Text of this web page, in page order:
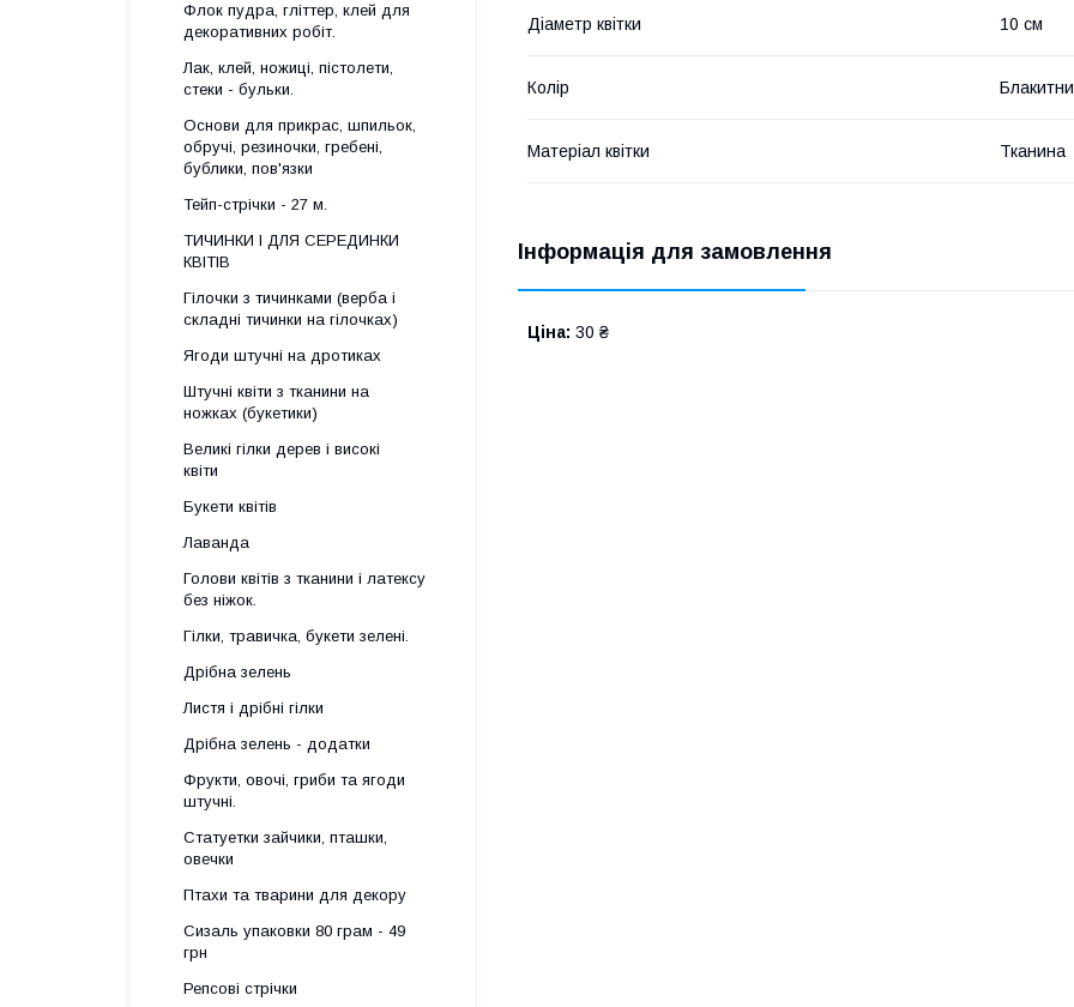
Діаметр квітки 10 см
Колір
Матеріал квітки Тканина
Інформація для замовлення
Ціна: 30 ₴
Флок пудра, гліттер, клей для
декоративних робіт.
Лак, клей, ножиці, пістолети,
стеки - бульки.
Основи для прикрас, шпильок,
обручі, резиночки, гребені,
бублики, пов'язки
Тейп-стрічки - 27 м.
ТИЧИНКИ І ДЛЯ СЕРЕДИНКИ
КВІТІВ
Гілочки з тичинками (верба і
складні тичинки на гілочках)
Ягоди штучні на дротиках
Штучні квіти з тканини на
ножках (букетики)
Великі гілки дерев і високі
квіти
Букети квітів
Лаванда
Голови квітів з тканини і латексу
без ніжок.
Гілки, травичка, букети зелені.
Дрібна зелень
Листя і дрібні гілки
Дрібна зелень - додатки
Фрукти, овочі, гриби та ягоди
штучні.
Статуетки зайчики, пташки,
овечки
Птахи та тварини для декору
Сизаль упаковки 80 грам - 49
грн
Репсові стрічки